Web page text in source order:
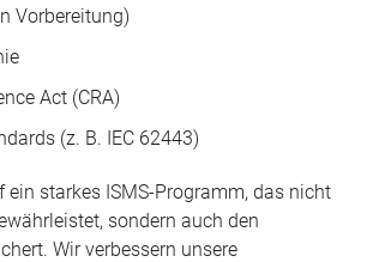
Vorbereitung)
Act (CRA)
(z. B. IEC 62443)
ein starkes ISMS-Programm, das nicht
sondern auch den
Wir verbessern unsere